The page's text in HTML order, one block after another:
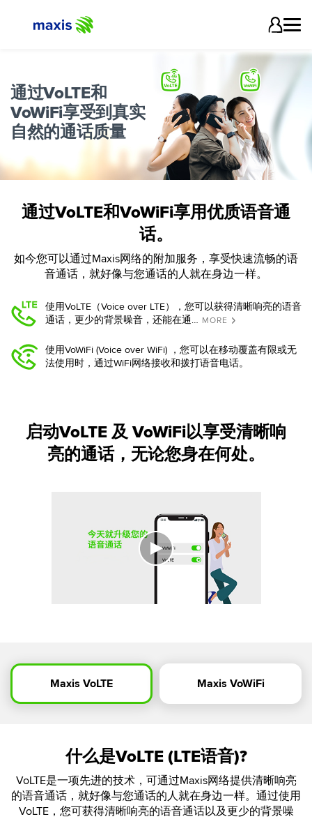
通过VoLTE和
VoWiFi享受到真实
自然的通话质量
通过VoLTE和VoWiFi享用优质语音通
话。
如今您可以通过Maxis网络的附加服务，享受快速流畅的语
音通话，就好像与您通话的人就在身边一样。
使用VoLTE（Voice over LTE），您可以获得清晰响亮的语音
通话，更少的背景噪音，还能在通… MORE
使用VoWiFi (Voice over WiFi) ，您可以在移动覆盖有限或无
法使用时，通过WiFi网络接收和拨打语音电话。
启动VoLTE 及 VoWiFi以享受清晰响
亮的通话，无论您身在何处。
Maxis VoLTE Maxis VoWiFi
什么是VoLTE (LTE语音)?
VoLTE是一项先进的技术，可通过Maxis网络提供清晰响亮
的语音通话，就好像与您通话的人就在身边一样。通过使用
VoLTE，您可获得清晰响亮的语音通话以及更少的背景噪